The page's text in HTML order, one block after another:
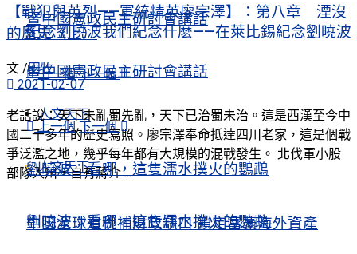
暨中國憲政民主研討會講話
上一個 下一個
人文天下
劉曉波：看哪，這隻濡水撲火的鸚鵡
中國全球追稅補財政缺口 鎖定富豪海外資產
紀念劉曉波我們紀念什麽——在萊比錫紀念劉曉波
暨中國憲政民主研討會講話
上一個 下一個
人文天下
劉曉波：看哪，這隻濡水撲火的鸚鵡
【戰犯與英烈——軍統精英廖宗澤】：第八章 湮沒
的歷史（上）
文 /田牧
2021-02-07
老話說：天下未亂蜀先亂，天下已治蜀未治。這是西漢至今中
國二千多年的歷史寫照。廖宗澤奉命抵達四川老家，這是個戰
爭泛濫之地，幾乎每年都有大規模的混戰發生。 北伐軍小股
部隊入川，自有蔣介 ...